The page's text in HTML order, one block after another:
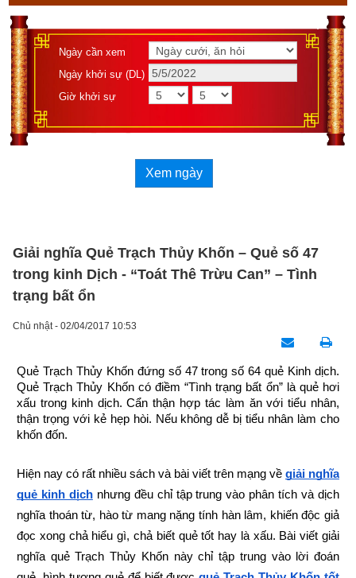
Ngày cần xem
Ngày khởi sự (DL)
Giờ khởi sự
Xem ngày
Giải nghĩa Quẻ Trạch Thủy Khốn – Quẻ số 47
trong kinh Dịch - “Toát Thê Trừu Can” – Tình
trạng bất ổn
Chủ nhật - 02/04/2017 10:53
Quẻ Trạch Thủy Khốn đứng số 47 trong số 64 quẻ Kinh dịch.
Quẻ Trạch Thủy Khốn có điềm “Tình trạng bất ổn” là quẻ hơi
xấu trong kinh dịch. Cẩn thận hợp tác làm ăn với tiểu nhân,
thận trọng với kẻ hẹp hòi. Nếu không dễ bị tiểu nhân làm cho
khốn đốn.
Hiện nay có rất nhiều sách và bài viết trên mạng về giải nghĩa
quẻ kinh dịch nhưng đều chỉ tập trung vào phân tích và dịch
nghĩa thoán từ, hào từ mang nặng tính hàn lâm, khiến độc giả
đọc xong chả hiểu gì, chả biết quẻ tốt hay là xấu. Bài viết giải
nghĩa quẻ Trạch Thủy Khốn này chỉ tập trung vào lời đoán